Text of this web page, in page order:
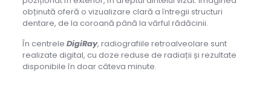
obținută oferă o vizualizare clară a întregii structuri
dentare, de la coroană până la vârful rădăcinii.
În centrele DigiRay, radiografiile retroalveolare sunt
realizate digital, cu doze reduse de radiații și rezultate
disponibile în doar câteva minute.